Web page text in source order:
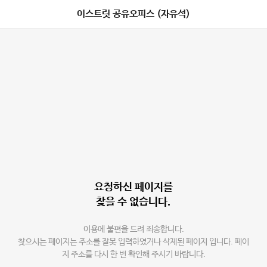
이스트릿 공유오피스 (자유석)
요청하신 페이지를
찾을 수 없습니다.
이용에 불편을 드려 죄송합니다.
찾으시는 페이지는 주소를 잘못 입력하였거나 삭제된 페이지 입니다. 페이
지 주소를 다시 한 번 확인해 주시기 바랍니다.